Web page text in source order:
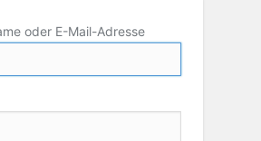
oder E-Mail-Adresse